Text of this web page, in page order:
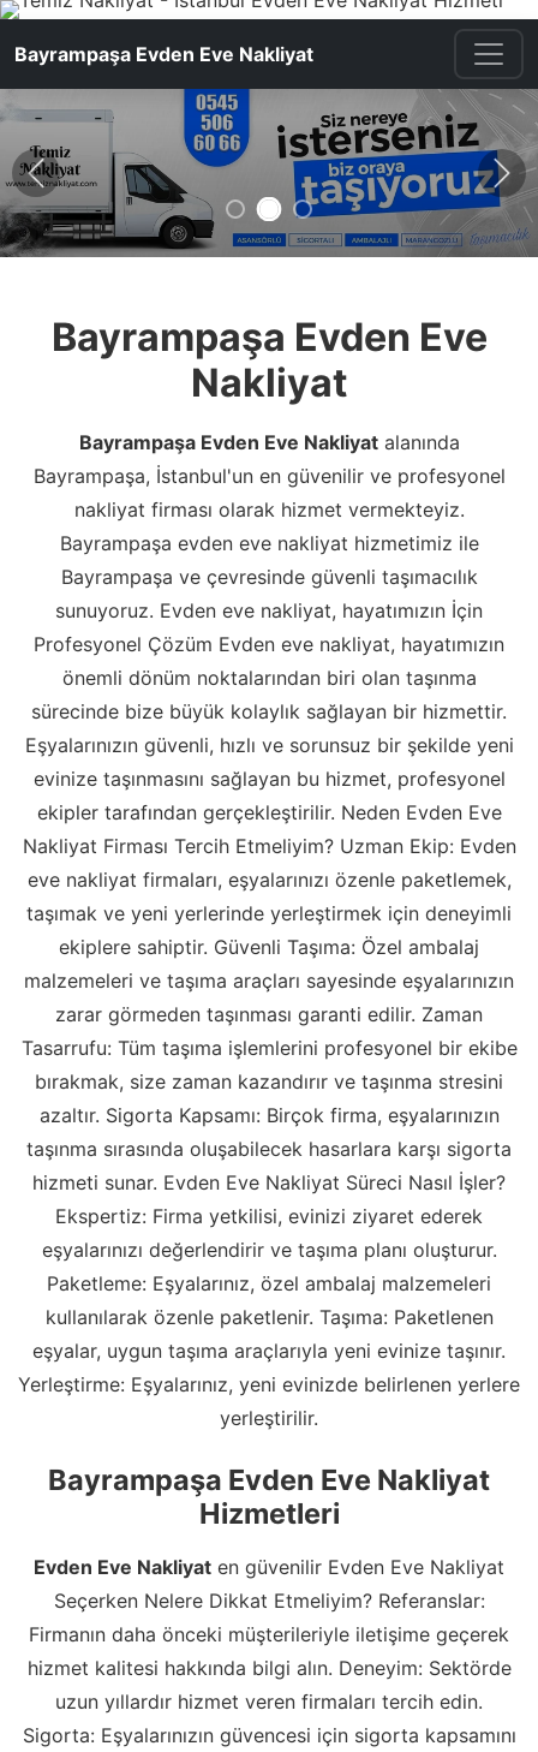
Bayrampaşa Evden Eve Nakliyat
Önceki
Bayrampaşa Evden Eve
Nakliyat
Bayrampaşa Evden Eve Nakliyat alanında
Bayrampaşa, İstanbul'un en güvenilir ve profesyonel
nakliyat firması olarak hizmet vermekteyiz.
Bayrampaşa evden eve nakliyat hizmetimiz ile
Bayrampaşa ve çevresinde güvenli taşımacılık
sunuyoruz. Evden eve nakliyat, hayatımızın İçin
Profesyonel Çözüm Evden eve nakliyat, hayatımızın
önemli dönüm noktalarından biri olan taşınma
sürecinde bize büyük kolaylık sağlayan bir hizmettir.
Eşyalarınızın güvenli, hızlı ve sorunsuz bir şekilde yeni
evinize taşınmasını sağlayan bu hizmet, profesyonel
ekipler tarafından gerçekleştirilir. Neden Evden Eve
Nakliyat Firması Tercih Etmeliyim? Uzman Ekip: Evden
eve nakliyat firmaları, eşyalarınızı özenle paketlemek,
taşımak ve yeni yerlerinde yerleştirmek için deneyimli
ekiplere sahiptir. Güvenli Taşıma: Özel ambalaj
malzemeleri ve taşıma araçları sayesinde eşyalarınızın
zarar görmeden taşınması garanti edilir. Zaman
Tasarrufu: Tüm taşıma işlemlerini profesyonel bir ekibe
bırakmak, size zaman kazandırır ve taşınma stresini
azaltır. Sigorta Kapsamı: Birçok firma, eşyalarınızın
taşınma sırasında oluşabilecek hasarlara karşı sigorta
hizmeti sunar. Evden Eve Nakliyat Süreci Nasıl İşler?
Ekspertiz: Firma yetkilisi, evinizi ziyaret ederek
eşyalarınızı değerlendirir ve taşıma planı oluşturur.
Paketleme: Eşyalarınız, özel ambalaj malzemeleri
kullanılarak özenle paketlenir. Taşıma: Paketlenen
eşyalar, uygun taşıma araçlarıyla yeni evinize taşınır.
Yerleştirme: Eşyalarınız, yeni evinizde belirlenen yerlere
yerleştirilir.
Bayrampaşa Evden Eve Nakliyat
Hizmetleri
Evden Eve Nakliyat en güvenilir Evden Eve Nakliyat
Seçerken Nelere Dikkat Etmeliyim? Referanslar:
Firmanın daha önceki müşterileriyle iletişime geçerek
hizmet kalitesi hakkında bilgi alın. Deneyim: Sektörde
uzun yıllardır hizmet veren firmaları tercih edin.
Sigorta: Eşyalarınızın güvencesi için sigorta kapsamını